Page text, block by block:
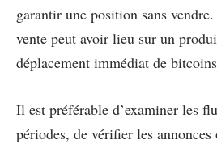
garantir une position sans
vente peut avoir lieu sur un
déplacement immédiat de
Il est préférable d’examiner les
périodes, de vérifier les